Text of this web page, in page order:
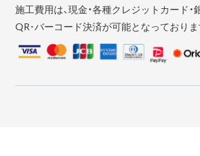
施工費用は、現金・各種クレジットカード・
QR･バーコード決済が可能となっておりま